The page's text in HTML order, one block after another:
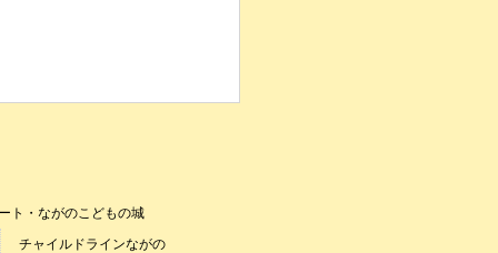
ト・ながのこどもの城
チャイルドラインながの